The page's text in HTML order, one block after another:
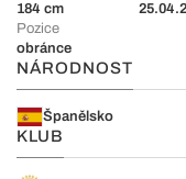
184 cm
Pozice
obránce
NÁRODNOST
Španělsko
KLUB